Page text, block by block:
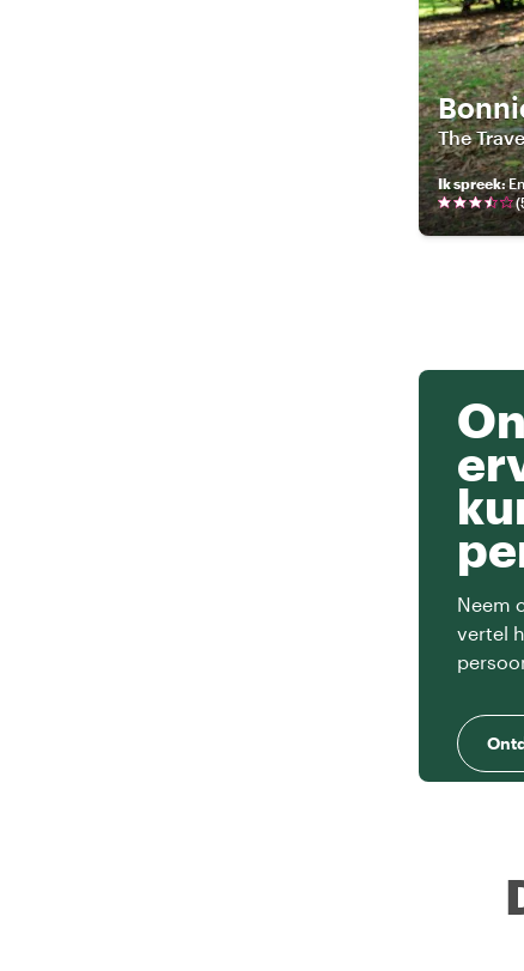
The
Ik spreek:
(
Neem
vertel